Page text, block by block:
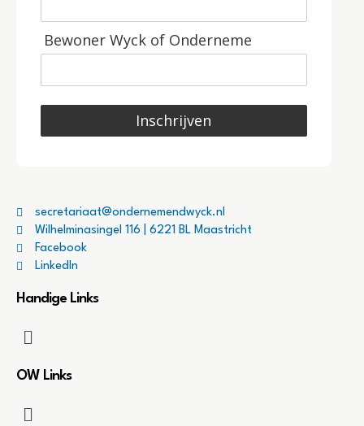
Bewoner Wyck of Onderneme
Inschrijven
secretariaat@ondernemendwyck.nl
Wilhelminasingel 116 | 6221 BL Maastricht
Facebook
LinkedIn
Handige Links
OW Links